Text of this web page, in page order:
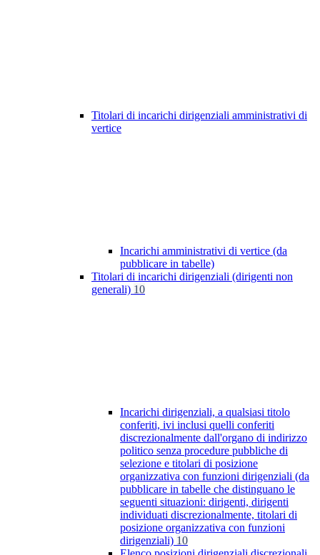
Titolari di incarichi dirigenziali amministrativi di
vertice
Incarichi amministrativi di vertice (da
pubblicare in tabelle)
Titolari di incarichi dirigenziali (dirigenti non
generali) 10
Incarichi dirigenziali, a qualsiasi titolo
conferiti, ivi inclusi quelli conferiti
discrezionalmente dall'organo di indirizzo
politico senza procedure pubbliche di
selezione e titolari di posizione
organizzativa con funzioni dirigenziali (da
pubblicare in tabelle che distinguano le
seguenti situazioni: dirigenti, dirigenti
individuati discrezionalmente, titolari di
posizione organizzativa con funzioni
dirigenziali) 10